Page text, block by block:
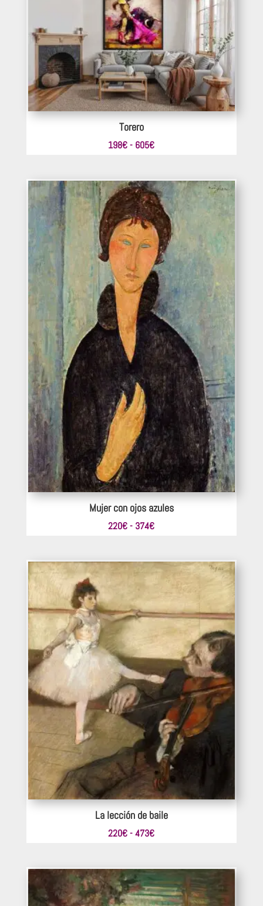
176€
hasta
374€
Torero
198€ - 605€Rango
desde
198€
hasta
605€
Mujer con ojos azules
220€ - 374€Rango
desde
220€
hasta
374€
La lección de baile
220€ - 473€Rango
desde
220€